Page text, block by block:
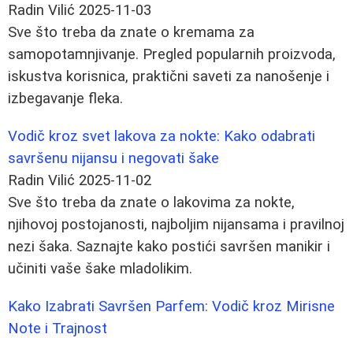
Radin Vilić 2025-11-03
Sve što treba da znate o kremama za
samopotamnjivanje. Pregled popularnih proizvoda,
iskustva korisnica, praktični saveti za nanošenje i
izbegavanje fleka.
Vodič kroz svet lakova za nokte: Kako odabrati
savršenu nijansu i negovati šake
Radin Vilić 2025-11-02
Sve što treba da znate o lakovima za nokte,
njihovoj postojanosti, najboljim nijansama i pravilnoj
nezi šaka. Saznajte kako postići savršen manikir i
učiniti vaše šake mladolikim.
Kako Izabrati Savršen Parfem: Vodič kroz Mirisne
Note i Trajnost